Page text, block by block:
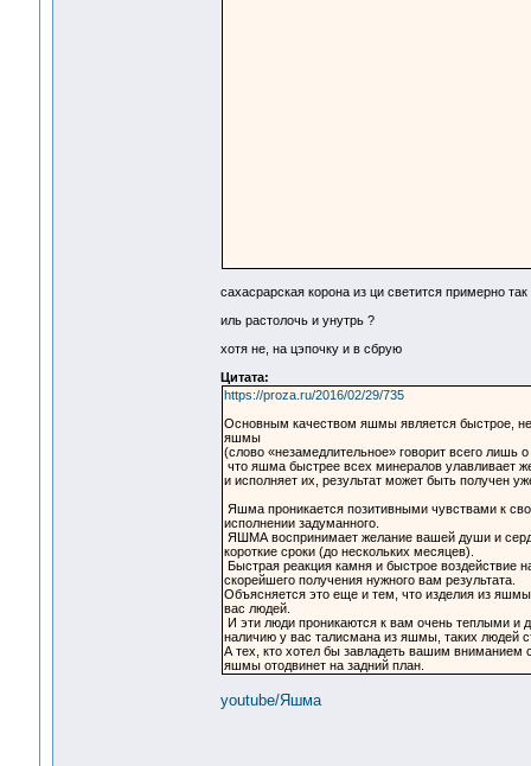
сахасрарская корона из ци светится примерно так
иль растолочь и унутрь ?
хотя не, на цэпочку и в сбрую
Цитата:
https://proza.ru/2016/02/29/735
Основным качеством яшмы является быстрое,
яшмы
(слово «незамедлительное» говорит всего лишь
что яшма быстрее всех минералов улавливает
и исполняет их, результат может быть получен
Яшма проникается позитивными чувствами к
исполнении задуманного.
ЯШМА воспринимает желание вашей души и
короткие сроки (до нескольких месяцев).
Быстрая реакция камня и быстрое воздействие
скорейшего получения нужного вам результата.
Объясняется это еще и тем, что изделия из
вас людей.
И эти люди проникаются к вам очень теплыми и
наличию у вас талисмана из яшмы, таких людей
А тех, кто хотел бы завладеть вашим вниманием
яшмы отодвинет на задний план.
youtube/Яшма